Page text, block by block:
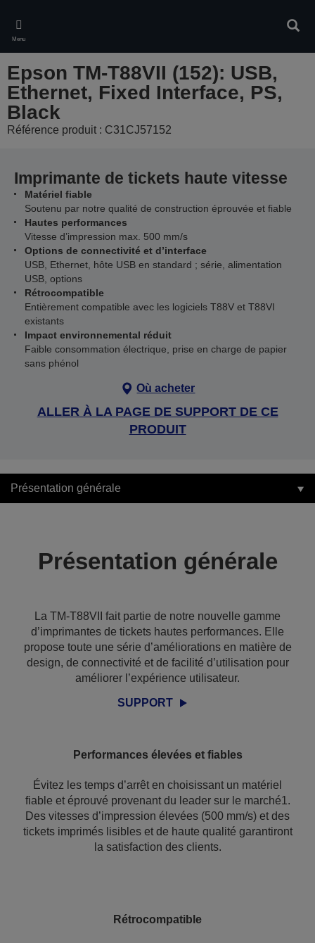
main
content
Menu
Epson TM-T88VII (152): USB,
Ethernet, Fixed Interface, PS,
Black
Référence produit : C31CJ57152
Imprimante de tickets haute vitesse
Matériel fiable
Soutenu par notre qualité de construction éprouvée et fiable
Hautes performances
Vitesse d’impression max. 500 mm/s
Options de connectivité et d’interface
USB, Ethernet, hôte USB en standard ; série, alimentation
USB, options
Rétrocompatible
Entièrement compatible avec les logiciels T88V et T88VI
existants
Impact environnemental réduit
Faible consommation électrique, prise en charge de papier
sans phénol
Où acheter
ALLER À LA PAGE DE SUPPORT DE CE
PRODUIT
Présentation générale
Présentation générale
La TM-T88VII fait partie de notre nouvelle gamme
d’imprimantes de tickets hautes performances. Elle
propose toute une série d’améliorations en matière de
design, de connectivité et de facilité d’utilisation pour
améliorer l’expérience utilisateur.
SUPPORT
Performances élevées et fiables
Évitez les temps d’arrêt en choisissant un matériel
fiable et éprouvé provenant du leader sur le marché1.
Des vitesses d’impression élevées (500 mm/s) et des
tickets imprimés lisibles et de haute qualité garantiront
la satisfaction des clients.
Rétrocompatible